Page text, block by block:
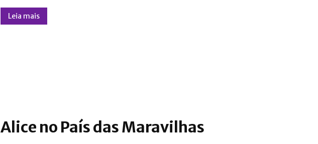
Leia mais
Alice no País das Maravilhas